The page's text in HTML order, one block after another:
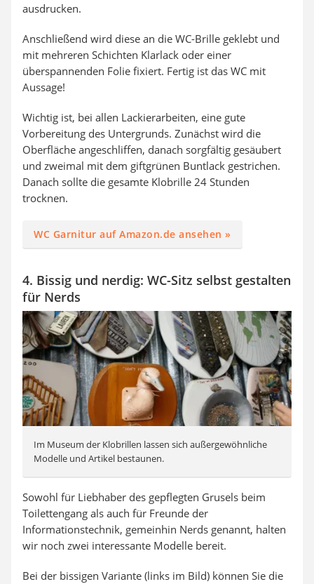
ausdrucken.
Anschließend wird diese an die WC-Brille geklebt und
mit mehreren Schichten Klarlack oder einer
überspannenden Folie fixiert. Fertig ist das WC mit
Aussage!
Wichtig ist, bei allen Lackierarbeiten, eine gute
Vorbereitung des Untergrunds. Zunächst wird die
Oberfläche angeschliffen, danach sorgfältig gesäubert
und zweimal mit dem giftgrünen Buntlack gestrichen.
Danach sollte die gesamte Klobrille 24 Stunden
trocknen.
WC Garnitur auf Amazon.de ansehen »
4. Bissig und nerdig: WC-Sitz selbst gestalten
für Nerds
Im Museum der Klobrillen lassen sich außergewöhnliche
Modelle und Artikel bestaunen.
Sowohl für Liebhaber des gepflegten Grusels beim
Toilettengang als auch für Freunde der
Informationstechnik, gemeinhin Nerds genannt, halten
wir noch zwei interessante Modelle bereit.
Bei der bissigen Variante (links im Bild) können Sie die